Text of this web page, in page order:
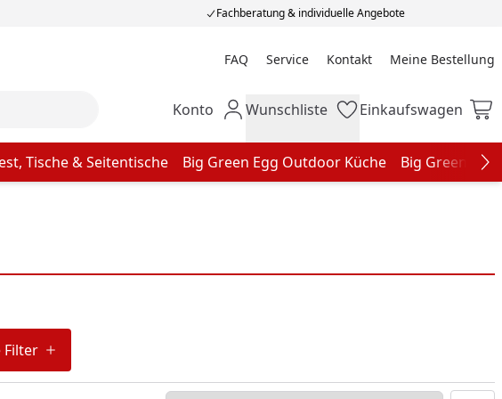
Fachberatung & individuelle Angebote
FAQ Service Kontakt Meine Bestellung
Meine Bestellung
Mein Konto
Konto Wunschliste
Wunschliste Einkaufswagen
Einkaufswagen
Tische & Seitentische Big Green Egg Outdoor Küche Big Green
Filter